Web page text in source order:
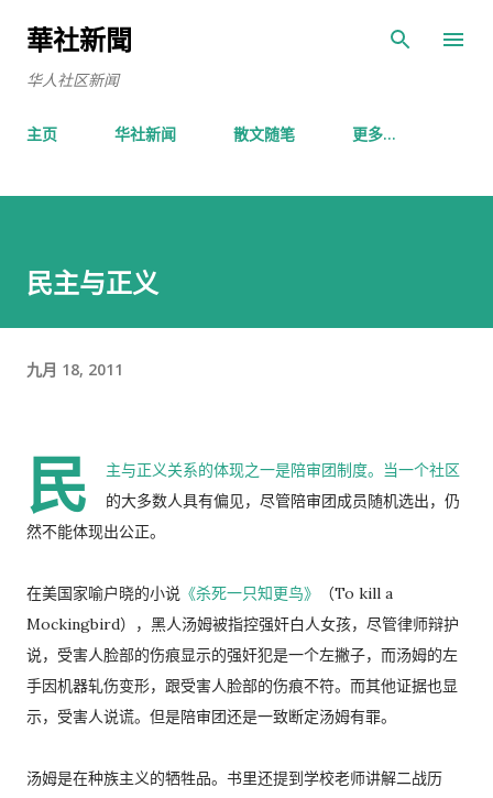
華社新聞
华人社区新闻
主页 华社新闻 散文随笔 更多…
民主与正义
九月 18, 2011
民
主与正义关系的体现之一是陪审团制度。当一个社区
的大多数人具有偏见，尽管陪审团成员随机选出，仍
然不能体现出公正。
在美国家喻户晓的小说 《杀死一只知更鸟》
（To kill a
Mockingbird），黑人汤姆被指控强奸白人女孩，尽管律师辩护
说，受害人脸部的伤痕显示的强奸犯是一个左撇子，而汤姆的左
手因机器轧伤变形，跟受害人脸部的伤痕不符。而其他证据也显
示，受害人说谎。但是陪审团还是一致断定汤姆有罪。
汤姆是在种族主义的牺牲品。书里还提到学校老师讲解二战历